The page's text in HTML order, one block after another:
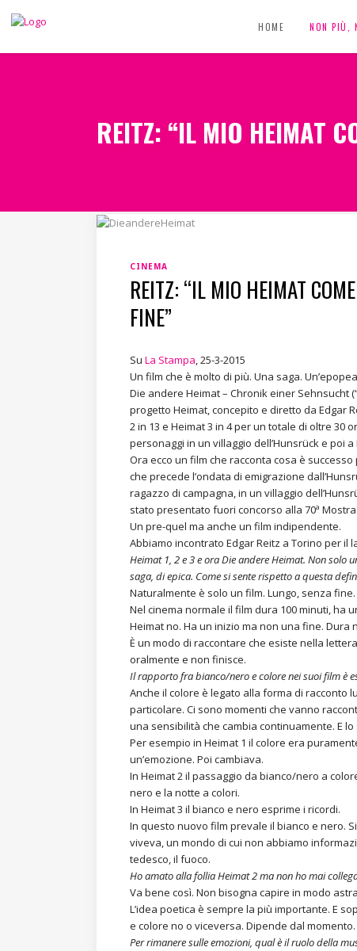
HOME NON PIÙ,
REITZ: “IL MIO HEIMAT
CINEMA
REITZ: “IL MIO HEIMAT
FINE”
Su La Stampa, 25-3-2015
Un film che è molto di più. Una saga.
Die andere Heimat – Chronik einer Sehnsucht
progetto Heimat, concepito e diretto da Edgar
2 in 13 e Heimat 3 in 4 per un totale di oltre 30
personaggi in un villaggio dell’Hunsrück e poi a
Ora ecco un film che racconta cosa è
che precede l’ondata di emigrazione
ragazzo di campagna, in un villaggio
stato presentato fuori concorso alla 70ª
Un pre-quel ma anche un film indipendente.
Abbiamo incontrato Edgar Reitz a Torino per il
Heimat 1, 2 e 3 e ora Die andere Heimat. Non
saga, di epica. Come si sente rispetto a questa
Naturalmente è solo un film. Lungo, senza
Nel cinema normale il film dura 100 minuti, ha
Heimat no. Ha un inizio ma non una fine. Dura
È un modo di raccontare che esiste nella
oralmente e non finisce.
Il rapporto fra bianco/nero e colore nei suoi film è
Anche il colore è legato alla forma di racconto
particolare. Ci sono momenti che vanno
una sensibilità che cambia continuamente. E
Per esempio in Heimat 1 il colore era
un’emozione. Poi cambiava.
In Heimat 2 il passaggio da bianco/nero a
nero e la notte a colori.
In Heimat 3 il bianco e nero esprime i ricordi.
In questo nuovo film prevale il bianco e nero.
viveva, un mondo di cui non abbiamo
tedesco, il fuoco.
Ho amato alla follia Heimat 2 ma non ho mai
Va bene così. Non bisogna capire in modo
L’idea poetica è sempre la più importante. E
e colore no o viceversa. Dipende dal momento.
Per rimanere sulle emozioni, qual è il ruolo della